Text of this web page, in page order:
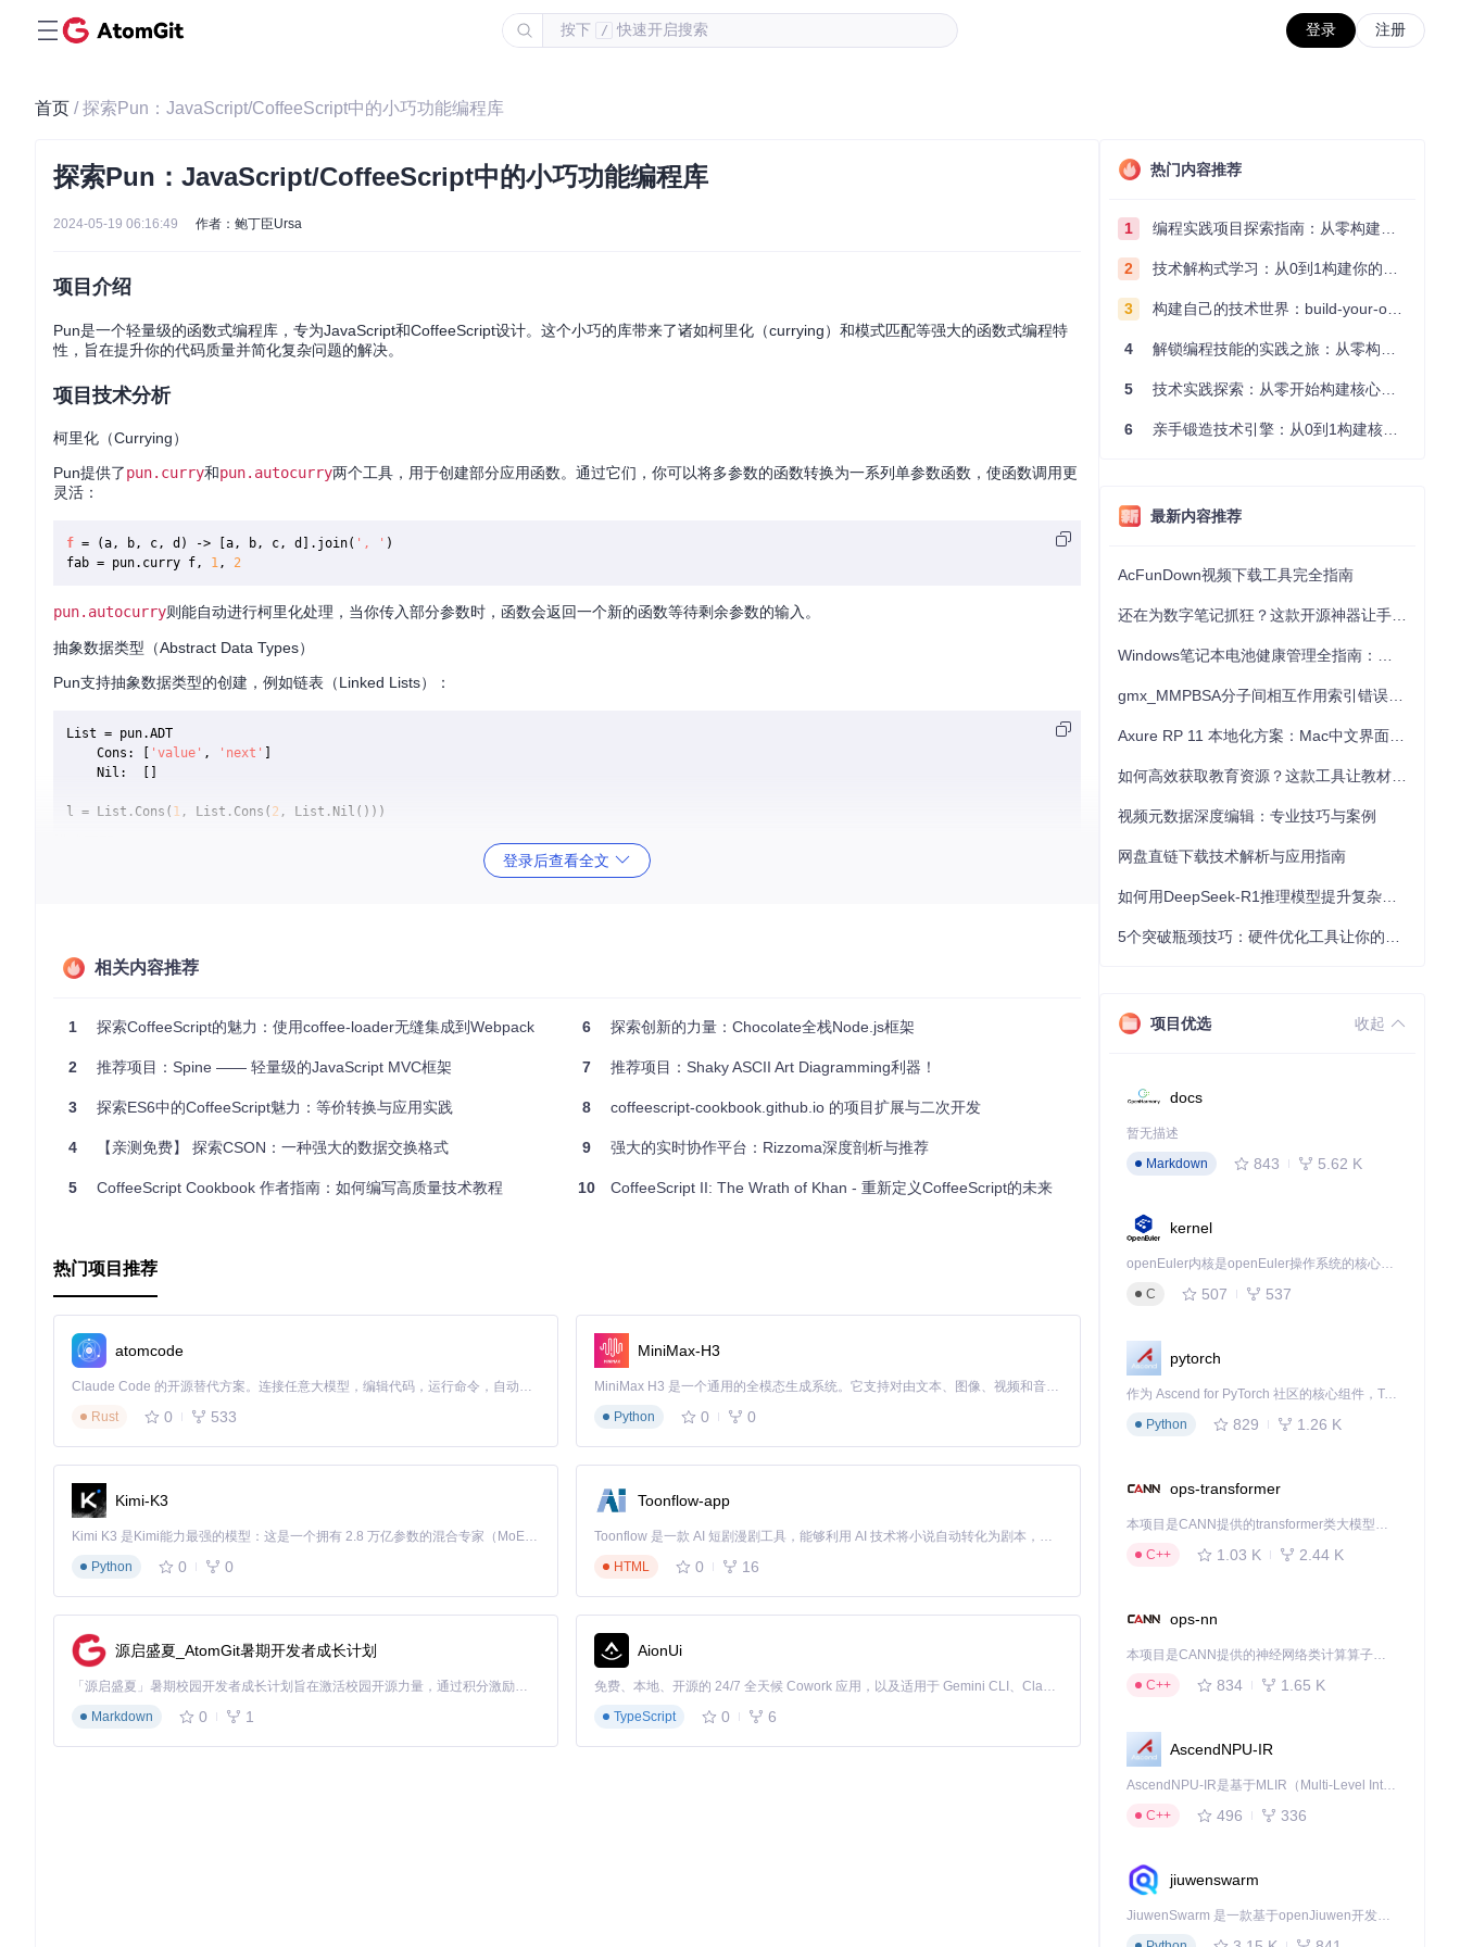
按下 / 快速开启搜索 登录 注册
首页 / 探索Pun：JavaScript/CoffeeScript中的小巧功能编程库
探索Pun：JavaScript/CoffeeScript中的小巧功能编程库
2024-05-19 06:16:49 作者：鲍丁臣Ursa
项目介绍
Pun是一个轻量级的函数式编程库，专为JavaScript和CoffeeScript设计。这个小巧的库带来了诸如柯里化（currying）和模式匹配等强大的函数式编程特
性，旨在提升你的代码质量并简化复杂问题的解决。
项目技术分析
柯里化（Currying）
Pun提供了pun.curry和pun.autocurry两个工具，用于创建部分应用函数。通过它们，你可以将多参数的函数转换为一系列单参数函数，使函数调用更
灵活：
f = (a, b, c, d) -> [a, b, c, d].join( ', ' )
fab = pun.curry f, 1, 2
pun.autocurry则能自动进行柯里化处理，当你传入部分参数时，函数会返回一个新的函数等待剩余参数的输入。
抽象数据类型（Abstract Data Types）
Pun支持抽象数据类型的创建，例如链表（Linked Lists）：
List = pun.ADT
	Cons: [
'value' , 'next'
l = List.Cons( 1 , List.Cons( 2
Pun的亮点之一是其强大的模式匹配功能，允许你在JavaScript/CoffeeScript中实现类似于Haskell那样的表达式：
    $,
(n) -> n * fac (n
这种语法结构使得复杂的条件判断变得简洁直观。
项目及技术应用场景
可以大大提高代码的可读性和可维护性。
数值计算：如上述的阶乘函数实现。
项目特点
易用性：Pun的API简洁明了，易于理解和上手。
灵活性
性能优化：函数式编程在某些情况下可以提高程序执行效率。
社区支持：作为npm上的开源项目，Pun有活跃的开发者社区，可以获取到及时的帮助和支持。
总的来说，Pun是JavaScript和CoffeeScript开发者的强大工具，它引入了函数式编程的理念，让你的代码更加清晰、简洁且富有表现力。无论是新手还是
登录后查看全文
相关内容推荐
1 探索CoffeeScript的魅力：使用coffee-loader无缝集成到Webpack
2 推荐项目：Spine —— 轻量级的JavaScript MVC框架
3 探索ES6中的CoffeeScript魅力：等价转换与应用实践
4 【亲测免费】 探索CSON：一种强大的数据交换格式
5 CoffeeScript Cookbook 作者指南：如何编写高质量技术教程
6 探索创新的力量：Chocolate全栈Node.js框架
7 推荐项目：Shaky ASCII Art Diagramming利器！
8 coffeescript-cookbook.github.io 的项目扩展与二次开发
9 强大的实时协作平台：Rizzoma深度剖析与推荐
10 CoffeeScript II: The Wrath of Khan - 重新定义CoffeeScript的未来
热门项目推荐
atomcode
Claude Code 的开源替代方案。连接任意大模型，编辑代码，运行命令，自动验证 — 全自动执行。用 Rust 构建，极致性能。 ｜ An open-source alternative to Claude Code. Connect any LLM, edit code, run commands, and verify changes — autonomously. Built in Rust for speed. Get Started
Rust
0 533
MiniMax-H3
MiniMax H3 是一个通用的全模态生成系统。它支持对由文本、图像、视频和音频组成的多模态上下文进行统一理解，并能生成分辨率高达 2K、时长可达 15 秒的带原生立体声音频的视频。得益于面向任务泛化的系统设计，H3 在预训练阶段就已具备广泛的多模态上下文理解与生成能力，能够出色地执行复杂的多模态指令。
Python
0 0
Kimi-K3
Kimi K3 是Kimi能力最强的模型：这是一个拥有 2.8 万亿参数的混合专家（MoE）模型，具备原生视觉理解能力，并支持 100 万 token 的上下文窗口。
Python
0 0
Toonflow-app
Toonflow 是一款 AI 短剧漫剧工具，能够利用 AI 技术将小说自动转化为剧本，并结合 AI 生成的图片和视频，实现高效的短剧创作。借助 Toonflow，可以轻松完成从文字到影像的全流程，让短剧制作变得更加智能与便捷。
HTML
0 16
源启盛夏_AtomGit暑期开发者成长计划
「源启盛夏」暑期校园开发者成长计划旨在激活校园开源力量，通过积分激励、认证扶持、资源倾斜等形式，引导高校组织和开发者完成「入驻 — 建项目 — 做贡献 — 获认证 — 得资源」的完整闭环。无论你是想带领社团入驻平台的组织者，还是希望用代码贡献证明自己的开发者，都能在这里找到属于你的成长路径。
Markdown
0 1
AionUi
免费、本地、开源的 24/7 全天候 Cowork 应用，以及适用于 Gemini CLI、Claude Code、Codex、OpenCode、Qwen Code、Goose CLI、Auggie 等的 OpenClaw | 🌟 喜欢就点star吧
TypeScript
0 6
热门内容推荐
1 编程实践项目探索指南：从零构建技术能力体系
2 技术解构式学习：从0到1构建你的编程知识体系
3 构建自己的技术世界：build-your-own-x项目的实践探索指南
4 解锁编程技能的实践之旅：从零构建你的技术世界
5 技术实践探索：从零开始构建核心系统的实践指南
6 亲手锻造技术引擎：从0到1构建核心系统的实践指南
最新内容推荐
AcFunDown视频下载工具完全指南
视频元数据深度编辑：专业技巧与案例
网盘直链下载技术解析与应用指南
项目优选 收起
docs
暂无描述
Markdown
843 5.62 K
kernel
openEuler内核是openEuler操作系统的核心，既是系统性能与稳定性的基石，也是连接处理器、设备与服务的桥梁。
C
507 537
pytorch
作为 Ascend for PyTorch 社区的核心组件，TorchNPU 是昇腾专为 PyTorch 打造的深度学习适配插件，使 PyTorch 框架能够直接调用昇腾 NPU，为开发者提供昇腾 AI 处理器的超强算力。
Python
829 1.26 K
ops-transformer
本项目是CANN提供的transformer类大模型算子库，实现网络在NPU上加速计算。
C++
1.03 K 2.44 K
ops-nn
本项目是CANN提供的神经网络类计算算子库，实现网络在NPU上加速计算。
C++
834 1.65 K
AscendNPU-IR
AscendNPU-IR是基于MLIR（Multi-Level Intermediate Representation）构建的，面向昇腾亲和算子编译时使用的中间表示，提供昇腾完备表达能力，通过编译优化提升昇腾AI处理器计算效率，支持通过生态框架使能昇腾AI处理器与深度调优
C++
496 336
jiuwenswarm
JiuwenSwarm 是一款基于openJiuwen开发的智能AI Agent，它能够将大语言模型的强大能力，通过你日常使用的各类通讯应用，直接延伸至你的指尖。